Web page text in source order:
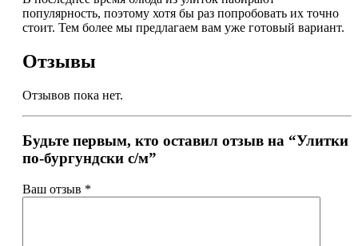
популярность, поэтому хотя бы раз попробовать их точно
стоит. Тем более мы предлагаем вам уже готовый вариант.
Отзывы
Отзывов пока нет.
Будьте первым, кто оставил отзыв на “Улитки
по-бургундски с/м”
Ваш отзыв *